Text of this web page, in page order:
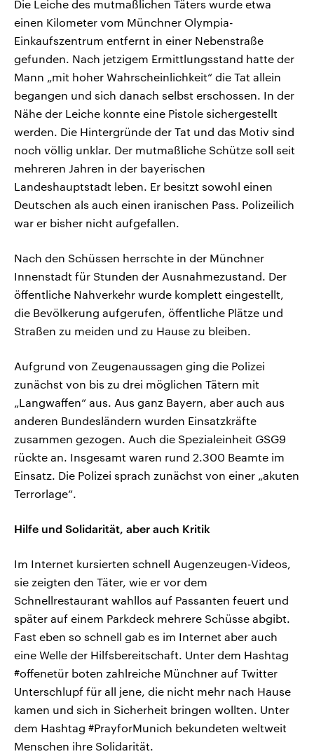
Die Leiche des mutmaßlichen Täters wurde etwa
einen Kilometer vom Münchner Olympia-
Einkaufszentrum entfernt in einer Nebenstraße
gefunden. Nach jetzigem Ermittlungsstand hatte der
Mann „mit hoher Wahrscheinlichkeit“ die Tat allein
begangen und sich danach selbst erschossen. In der
Nähe der Leiche konnte eine Pistole sichergestellt
werden. Die Hintergründe der Tat und das Motiv sind
noch völlig unklar. Der mutmaßliche Schütze soll seit
mehreren Jahren in der bayerischen
Landeshauptstadt leben. Er besitzt sowohl einen
Deutschen als auch einen iranischen Pass. Polizeilich
war er bisher nicht aufgefallen.
Nach den Schüssen herrschte in der Münchner
Innenstadt für Stunden der Ausnahmezustand. Der
öffentliche Nahverkehr wurde komplett eingestellt,
die Bevölkerung aufgerufen, öffentliche Plätze und
Straßen zu meiden und zu Hause zu bleiben.
Aufgrund von Zeugenaussagen ging die Polizei
zunächst von bis zu drei möglichen Tätern mit
„Langwaffen“ aus. Aus ganz Bayern, aber auch aus
anderen Bundesländern wurden Einsatzkräfte
zusammen gezogen. Auch die Spezialeinheit GSG9
rückte an. Insgesamt waren rund 2.300 Beamte im
Einsatz. Die Polizei sprach zunächst von einer „akuten
Terrorlage“.
Hilfe und Solidarität, aber auch Kritik
Im Internet kursierten schnell Augenzeugen-Videos,
sie zeigten den Täter, wie er vor dem
Schnellrestaurant wahllos auf Passanten feuert und
später auf einem Parkdeck mehrere Schüsse abgibt.
Fast eben so schnell gab es im Internet aber auch
eine Welle der Hilfsbereitschaft. Unter dem Hashtag
#offenetür boten zahlreiche Münchner auf Twitter
Unterschlupf für all jene, die nicht mehr nach Hause
kamen und sich in Sicherheit bringen wollten. Unter
dem Hashtag #PrayforMunich bekundeten weltweit
Menschen ihre Solidarität.